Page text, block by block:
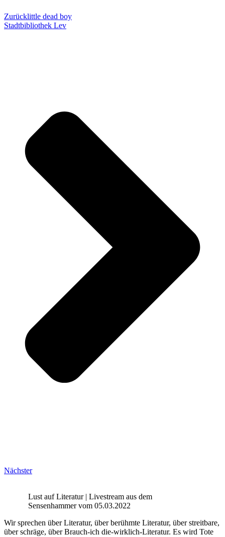
Zurücklittle dead boy
Stadtbibliothek Lev
Nächster
Lust auf Literatur | Livestream aus dem
Sensenhammer vom 05.03.2022
Wir sprechen über Literatur, über berühmte Literatur, über streitbare,
über schräge, über Brauch-ich die-wirklich-Literatur. Es wird Tote